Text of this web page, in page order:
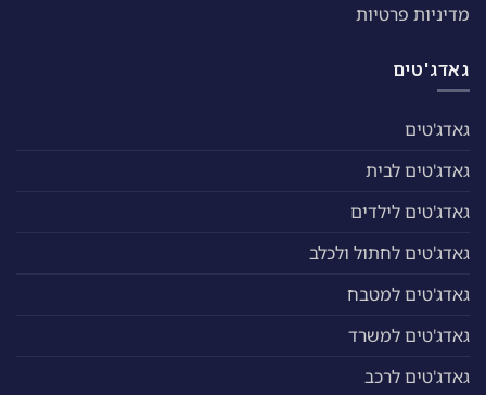
מדיניות פרטיות
גאדג'טים
גאדג'טים
גאדג'טים לבית
גאדג'טים לילדים
גאדג'טים לחתול ולכלב
גאדג'טים למטבח
גאדג'טים למשרד
גאדג'טים לרכב